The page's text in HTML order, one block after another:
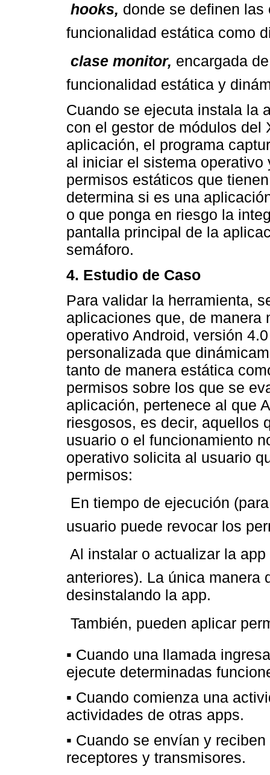
hooks, donde se definen
funcionalidad estática como
clase monitor, encargada
funcionalidad estática y
Cuando se ejecuta instala la
con el gestor de módulos del
aplicación, el programa
al iniciar el sistema
permisos estáticos que
determina si es una
o que ponga en riesgo la
pantalla principal de la
semáforo.
4. Estudio de Caso
Para validar la herramienta,
aplicaciones que, de manera
operativo Android, versión
personalizada que
tanto de manera estática
permisos sobre los que se
aplicación, pertenece al que
riesgosos, es decir, aquellos
usuario o el funcionamiento
operativo solicita al usuario
permisos:
 En tiempo de ejecución
usuario puede revocar los
 Al instalar o actualizar la
anteriores). La única manera
desinstalando la app.
 También, pueden aplicar
▪ Cuando una llamada
ejecute determinadas
▪ Cuando comienza una
actividades de otras apps.
▪ Cuando se envían y
receptores y transmisores.